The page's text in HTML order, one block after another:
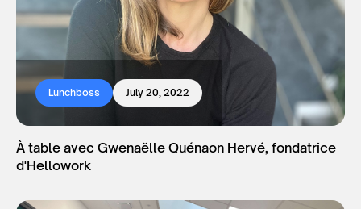
Lunchboss July 20, 2022
À table avec Gwenaëlle Quénaon Hervé, fondatrice
d'Hellowork